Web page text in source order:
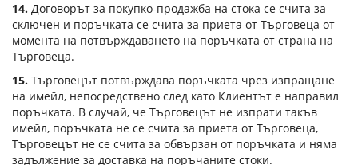
14. Договорът за покупко-продажба на стока се счита за
сключен и поръчката се счита за приета от Търговеца от
момента на потвърждаването на поръчката от страна на
Търговеца.
15. Търговецът потвърждава поръчката чрез изпращане
на имейл, непосредствено след като Клиентът е направил
поръчката. В случай, че Търговецът не изпрати такъв
имейл, поръчката не се счита за приета от Търговеца,
Търговецът не се счита за обвързан от поръчката и няма
задължение за доставка на поръчаните стоки.